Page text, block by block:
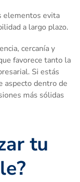
elementos evita
a largo plazo.
cercanía y
favorece tanto la
Si estás
aspecto dentro de
más sólidas
tu